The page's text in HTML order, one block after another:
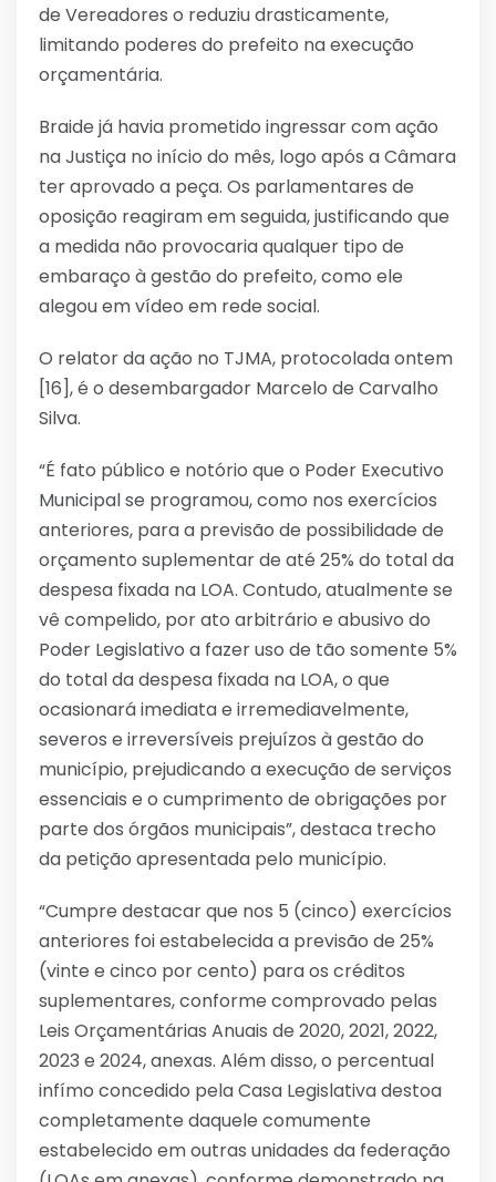
de Vereadores o reduziu drasticamente,
limitando poderes do prefeito na execução
orçamentária.
Braide já havia prometido ingressar com ação
na Justiça no início do mês, logo após a Câmara
ter aprovado a peça. Os parlamentares de
oposição reagiram em seguida, justificando que
a medida não provocaria qualquer tipo de
embaraço à gestão do prefeito, como ele
alegou em vídeo em rede social.
O relator da ação no TJMA, protocolada ontem
[16], é o desembargador Marcelo de Carvalho
Silva.
“É fato público e notório que o Poder Executivo
Municipal se programou, como nos exercícios
anteriores, para a previsão de possibilidade de
orçamento suplementar de até 25% do total da
despesa fixada na LOA. Contudo, atualmente se
vê compelido, por ato arbitrário e abusivo do
Poder Legislativo a fazer uso de tão somente 5%
do total da despesa fixada na LOA, o que
ocasionará imediata e irremediavelmente,
severos e irreversíveis prejuízos à gestão do
município, prejudicando a execução de serviços
essenciais e o cumprimento de obrigações por
parte dos órgãos municipais”, destaca trecho
da petição apresentada pelo município.
“Cumpre destacar que nos 5 (cinco) exercícios
anteriores foi estabelecida a previsão de 25%
(vinte e cinco por cento) para os créditos
suplementares, conforme comprovado pelas
Leis Orçamentárias Anuais de 2020, 2021, 2022,
2023 e 2024, anexas. Além disso, o percentual
infímo concedido pela Casa Legislativa destoa
completamente daquele comumente
estabelecido em outras unidades da federação